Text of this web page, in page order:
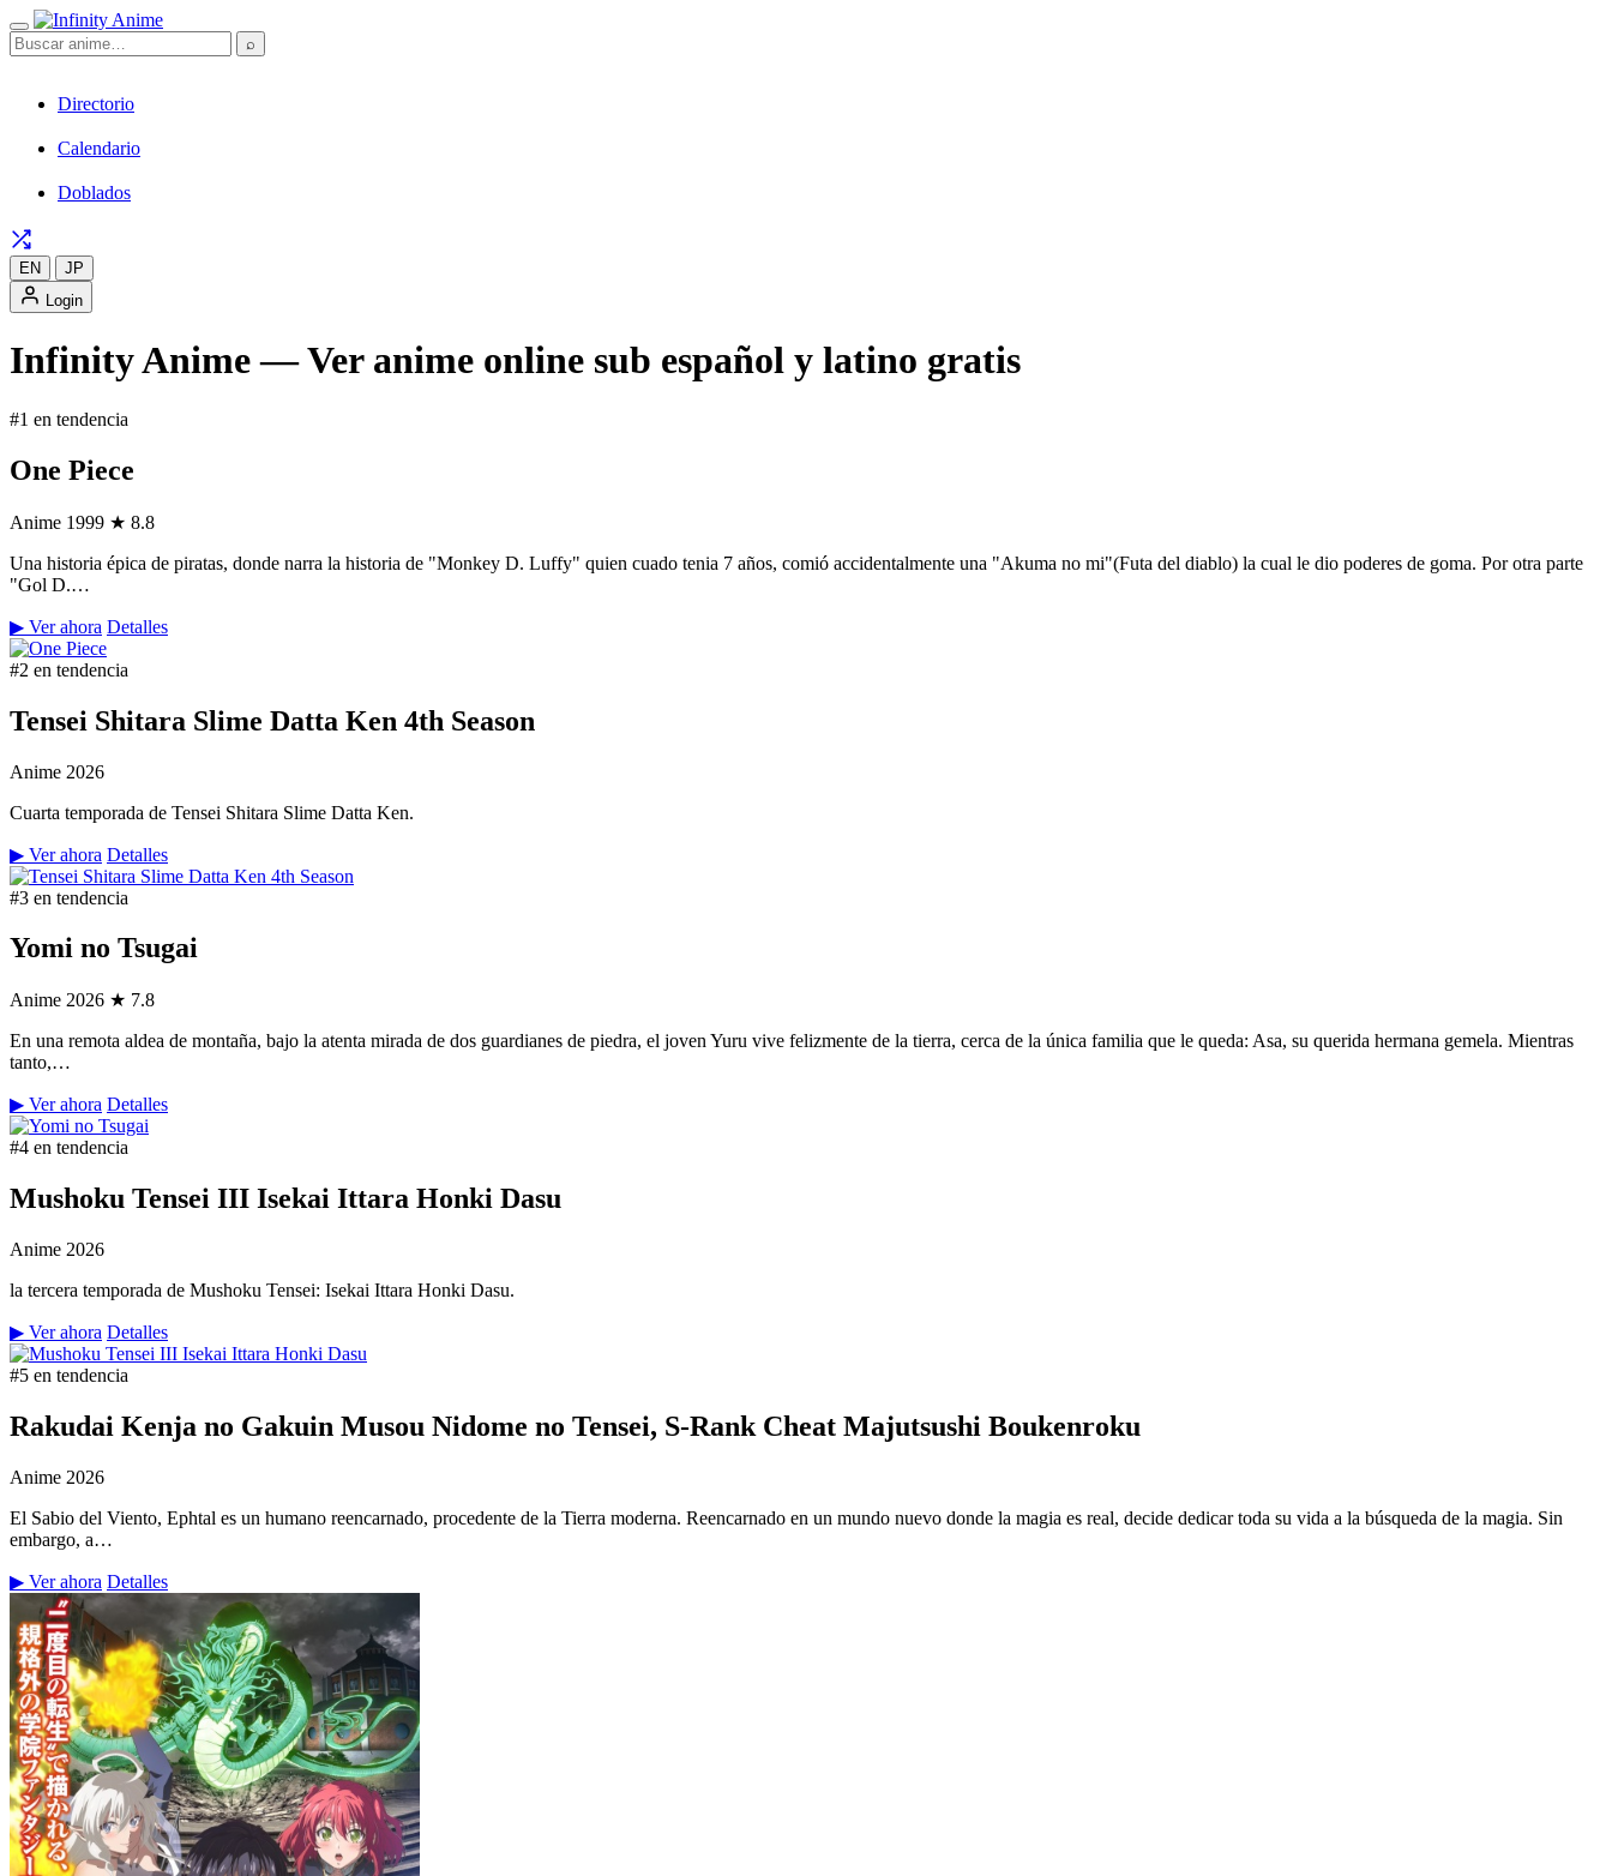
⌕
Directorio
Calendario
Doblados
EN
JP
Login
Infinity Anime — Ver anime online sub español y latino gratis
#1 en tendencia
One Piece
Anime 1999 ★ 8.8
Una historia épica de piratas, donde narra la historia de "Monkey D. Luffy" quien cuado tenia 7 años, comió accidentalmente una "Akuma no mi"(Futa del diablo) la cual le dio poderes de goma. Por otra parte
"Gol D.…
▶ Ver ahora Detalles
#2 en tendencia
Tensei Shitara Slime Datta Ken 4th Season
Anime 2026
Cuarta temporada de Tensei Shitara Slime Datta Ken.
▶ Ver ahora Detalles
#3 en tendencia
Yomi no Tsugai
Anime 2026 ★ 7.8
En una remota aldea de montaña, bajo la atenta mirada de dos guardianes de piedra, el joven Yuru vive felizmente de la tierra, cerca de la única familia que le queda: Asa, su querida hermana gemela. Mientras
tanto,…
▶ Ver ahora Detalles
#4 en tendencia
Mushoku Tensei III Isekai Ittara Honki Dasu
Anime 2026
la tercera temporada de Mushoku Tensei: Isekai Ittara Honki Dasu.
▶ Ver ahora Detalles
#5 en tendencia
Rakudai Kenja no Gakuin Musou Nidome no Tensei, S-Rank Cheat Majutsushi Boukenroku
Anime 2026
El Sabio del Viento, Ephtal es un humano reencarnado, procedente de la Tierra moderna. Reencarnado en un mundo nuevo donde la magia es real, decide dedicar toda su vida a la búsqueda de la magia. Sin
embargo, a…
▶ Ver ahora Detalles